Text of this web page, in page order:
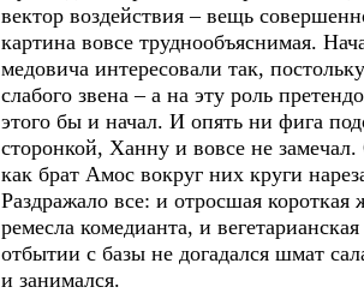
вектор воздействия – вещь
картина вовсе труднообъяснимая.
медовича интересовали так,
слабого звена – а на эту роль
этого бы и начал. И опять ни фига
сторонкой, Ханну и вовсе не
как брат Амос вокруг них круги
Раздражало все: и отросшая
ремесла комедианта, и
отбытии с базы не догадался шмат
и занимался.